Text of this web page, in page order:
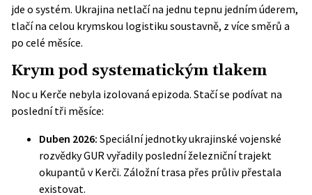
jde o systém. Ukrajina netlačí na jednu tepnu jedním úderem,
tlačí na celou krymskou logistiku soustavně, z více směrů a
po celé měsíce.
Krym pod systematickým tlakem
Noc u Kerče nebyla izolovaná epizoda. Stačí se podívat na
poslední tři měsíce:
Duben 2026: Speciální jednotkyukrajinské vojenské
rozvědky GURvyřadily poslední železniční trajekt
okupantů v Kerči. Záložní trasa přes průliv přestala
existovat.